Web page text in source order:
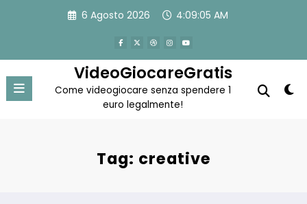
6 Agosto 2026 4:09:06 AM
VideoGiocareGratis
Come videogiocare senza spendere 1
euro legalmente!
Tag: creative